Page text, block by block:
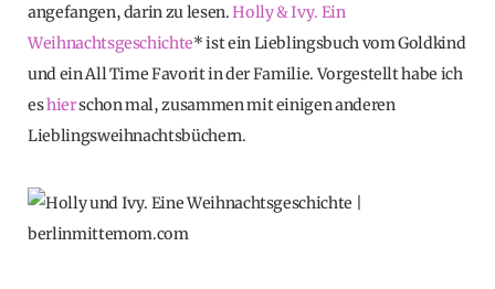
angefangen, darin zu lesen. Holly & Ivy. Ein
Weihnachtsgeschichte* ist ein Lieblingsbuch vom Goldkind
und ein All Time Favorit in der Familie. Vorgestellt habe ich
eshierschon mal, zusammen mit einigen anderen
Lieblingsweihnachtsbüchern.